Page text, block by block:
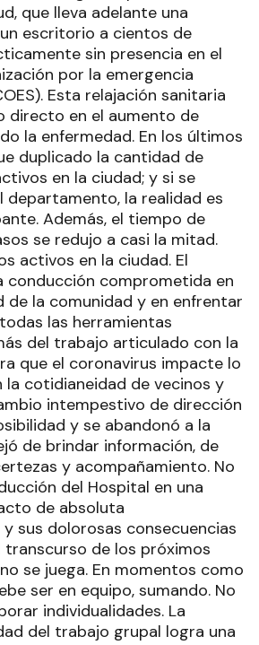
que lleva adelante una
escritorio a cientos de
sin presencia en el
por la emergencia
Esta relajación sanitaria
directo en el aumento de
la enfermedad. En los últimos
duplicado la cantidad de
en la ciudad; y si se
departamento, la realidad es
Además, el tiempo de
se redujo a casi la mitad.
activos en la ciudad. El
conducción comprometida en
de la comunidad y en enfrentar
las herramientas
del trabajo articulado con la
que el coronavirus impacte lo
la cotidianeidad de vecinos y
intempestivo de dirección
y se abandonó a la
de brindar información, de
y acompañamiento. No
del Hospital en una
de absoluta
sus dolorosas consecuencias
transcurso de los próximos
se juega. En momentos como
ser en equipo, sumando. No
individualidades. La
del trabajo grupal logra una